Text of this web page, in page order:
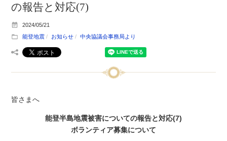
の報告と対応(7)
2024/05/21
能登地震
お知らせ 中央協議会事務局より
皆さまへ
能登半島地震被害についての報告と対応(7)
ボランティア募集について